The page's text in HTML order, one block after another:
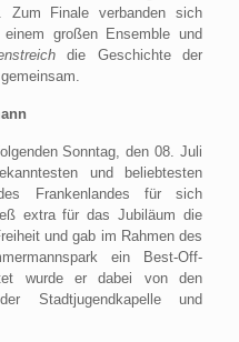
Zum Finale verbanden sich
großen Ensemble und
die Geschichte der
Sonntag, den 08. Juli
und beliebtesten
Frankenlandes für sich
extra für das Jubiläum die
und gab im Rahmen des
ein Best-Off-
wurde er dabei von den
Stadtjugendkapelle und